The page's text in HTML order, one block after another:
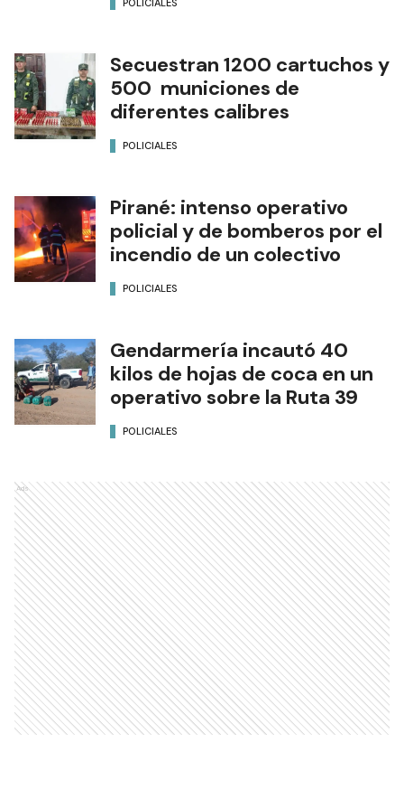
Secuestran 1200 cartuchos y
500 municiones de
diferentes calibres
POLICIALES
Pirané: intenso operativo
policial y de bomberos por el
incendio de un colectivo
POLICIALES
Gendarmería incautó 40
kilos de hojas de coca en un
operativo sobre la Ruta 39
POLICIALES
Ads